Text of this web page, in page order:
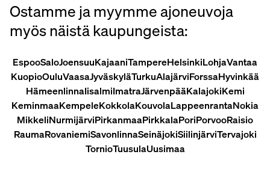
Ostamme ja myymme ajoneuvoja
myös näistä kaupungeista:
EspooSaloJoensuuKajaaniTampereHelsinkiLohjaVantaa
KuopioOuluVaasaJyväskyläTurkuAlajärviForssaHyvinkää
HämeenlinnaIisalmiImatraJärvenpääKalajokiKemi
KeminmaaKempeleKokkolaKouvolaLappeenrantaNokia
MikkeliNurmijärviPirkanmaaPirkkalaPoriPorvooRaisio
RaumaRovaniemiSavonlinnaSeinäjokiSiilinjärviTervajoki
TornioTuusulaUusimaa